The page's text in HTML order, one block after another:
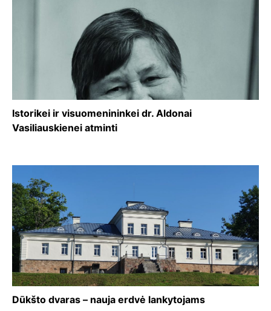
Istorikei ir visuomenininkei dr. Aldonai
Vasiliauskienei atminti
Dūkšto dvaras – nauja erdvė lankytojams